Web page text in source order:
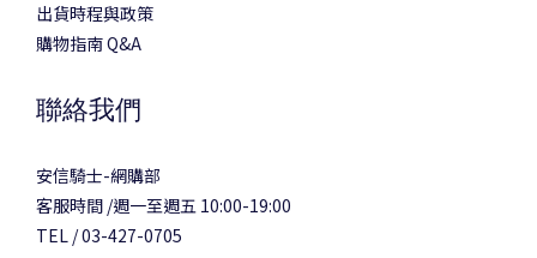
出貨時程與政策
購物指南 Q&A
聯絡我們
安信騎士-網購部
客服時間 /週一至週五 10:00-19:00
TEL / 03-427-0705